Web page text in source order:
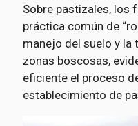
Sobre pastizales, los
práctica común de
manejo del suelo y la
zonas boscosas,
eficiente el proceso
establecimiento de